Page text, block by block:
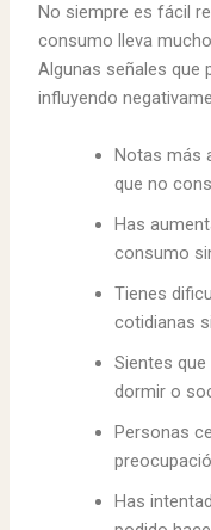
No siempre es fácil
consumo lleva
Algunas señales que
influyendo
Notas más
que no
Has
consumo
Tienes
cotidianas
Sientes que
dormir o
Personas
Has